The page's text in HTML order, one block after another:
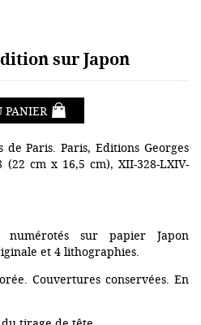
sur Japon
PANIER
de Paris. Paris, Editions Georges
cm x 16,5 cm), XII-328-LXIV-
sur papier Japon
et 4 lithographies.
Couvertures conservées. En